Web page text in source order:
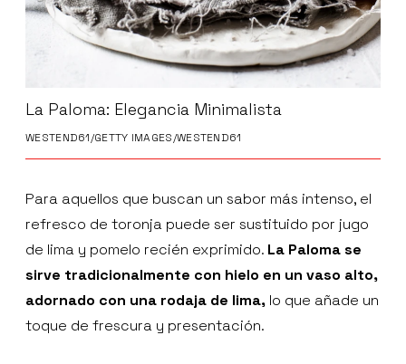
La Paloma: Elegancia Minimalista
WESTEND61/GETTY IMAGES/WESTEND61
Para aquellos que buscan un sabor más intenso, el
refresco de toronja puede ser sustituido por jugo
de lima y pomelo recién exprimido. La Paloma se
sirve tradicionalmente con hielo en un vaso alto,
adornado con una rodaja de lima, lo que añade un
toque de frescura y presentación.